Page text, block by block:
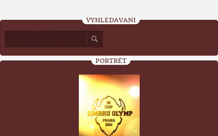
VYHLEDÁVÁNÍ
PORTRÉT